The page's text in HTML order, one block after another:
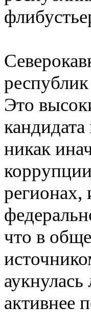
Это
никак
регионах,
что в
активнее